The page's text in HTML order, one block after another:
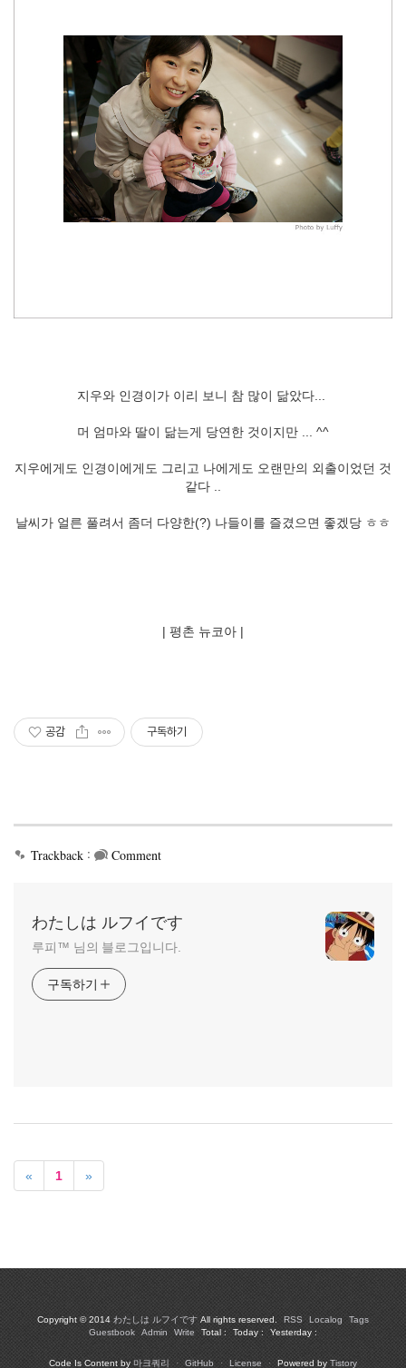
지우와 인경이가 이리 보니 참 많이 닮았다...
머 엄마와 딸이 닮는게 당연한 것이지만 ... ^^
지우에게도 인경이에게도 그리고 나에게도 오랜만의 외출이었던 것
같다 ..
날씨가 얼른 풀려서 좀더 다양한(?) 나들이를 즐겼으면 좋겠당 ㅎㅎ
| 평촌 뉴코아 |
공감 구독하기
Trackback : Comment
わたしは ルフイです
루피™ 님의 블로그입니다.
구독하기
« 1 »
Copyright © 2014 わたしは ルフイです All rights reserved. RSS Localog
Tags
Guestbook
Admin Write Total : Today : Yesterday :
Code Is Content by 마크쿼리 · GitHub · License · Powered by Tistory